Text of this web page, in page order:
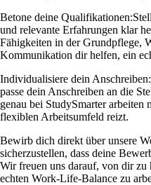
Betone deine Qualifikationen:
und relevante Erfahrungen klar
Fähigkeiten in der Grundpflege,
Kommunikation dir helfen, ein
Individualisiere dein Anschreiben:
passe dein Anschreiben an die
genau bei StudySmarter arbeiten
flexiblen Arbeitsumfeld reizt.
Bewirb dich direkt über unsere
sicherzustellen, dass deine
Wir freuen uns darauf, von dir zu
echten Work-Life-Balance zu